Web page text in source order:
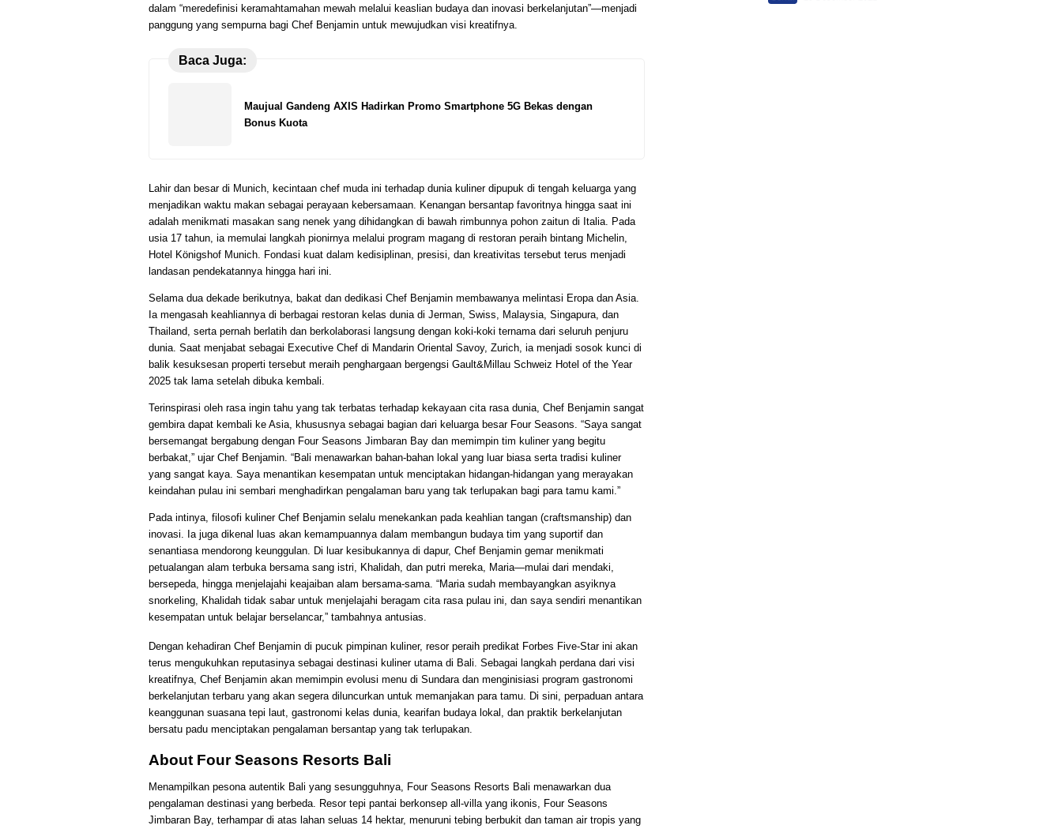
dalam “meredefinisi keramahtamahan mewah melalui keaslian budaya dan inovasi berkelanjutan”—menjadi
panggung yang sempurna bagi Chef Benjamin untuk mewujudkan visi kreatifnya.
Baca Juga:
Maujual Gandeng AXIS Hadirkan Promo Smartphone 5G Bekas dengan
Bonus Kuota
Lahir dan besar di Munich, kecintaan chef muda ini terhadap dunia kuliner dipupuk di tengah keluarga yang
menjadikan waktu makan sebagai perayaan kebersamaan. Kenangan bersantap favoritnya hingga saat ini
adalah menikmati masakan sang nenek yang dihidangkan di bawah rimbunnya pohon zaitun di Italia. Pada
usia 17 tahun, ia memulai langkah pionirnya melalui program magang di restoran peraih bintang Michelin,
Hotel Königshof Munich. Fondasi kuat dalam kedisiplinan, presisi, dan kreativitas tersebut terus menjadi
landasan pendekatannya hingga hari ini.
Selama dua dekade berikutnya, bakat dan dedikasi Chef Benjamin membawanya melintasi Eropa dan Asia.
Ia mengasah keahliannya di berbagai restoran kelas dunia di Jerman, Swiss, Malaysia, Singapura, dan
Thailand, serta pernah berlatih dan berkolaborasi langsung dengan koki-koki ternama dari seluruh penjuru
dunia. Saat menjabat sebagai Executive Chef di Mandarin Oriental Savoy, Zurich, ia menjadi sosok kunci di
balik kesuksesan properti tersebut meraih penghargaan bergengsi Gault&Millau Schweiz Hotel of the Year
2025 tak lama setelah dibuka kembali.
Terinspirasi oleh rasa ingin tahu yang tak terbatas terhadap kekayaan cita rasa dunia, Chef Benjamin sangat
gembira dapat kembali ke Asia, khususnya sebagai bagian dari keluarga besar Four Seasons. “Saya sangat
bersemangat bergabung dengan Four Seasons Jimbaran Bay dan memimpin tim kuliner yang begitu
berbakat,” ujar Chef Benjamin. “Bali menawarkan bahan-bahan lokal yang luar biasa serta tradisi kuliner
yang sangat kaya. Saya menantikan kesempatan untuk menciptakan hidangan-hidangan yang merayakan
keindahan pulau ini sembari menghadirkan pengalaman baru yang tak terlupakan bagi para tamu kami.”
Pada intinya, filosofi kuliner Chef Benjamin selalu menekankan pada keahlian tangan (craftsmanship) dan
inovasi. Ia juga dikenal luas akan kemampuannya dalam membangun budaya tim yang suportif dan
senantiasa mendorong keunggulan. Di luar kesibukannya di dapur, Chef Benjamin gemar menikmati
petualangan alam terbuka bersama sang istri, Khalidah, dan putri mereka, Maria—mulai dari mendaki,
bersepeda, hingga menjelajahi keajaiban alam bersama-sama. “Maria sudah membayangkan asyiknya
snorkeling, Khalidah tidak sabar untuk menjelajahi beragam cita rasa pulau ini, dan saya sendiri menantikan
kesempatan untuk belajar berselancar,” tambahnya antusias.
Dengan kehadiran Chef Benjamin di pucuk pimpinan kuliner, resor peraih predikat Forbes Five-Star ini akan
terus mengukuhkan reputasinya sebagai destinasi kuliner utama di Bali. Sebagai langkah perdana dari visi
kreatifnya, Chef Benjamin akan memimpin evolusi menu di Sundara dan menginisiasi program gastronomi
berkelanjutan terbaru yang akan segera diluncurkan untuk memanjakan para tamu. Di sini, perpaduan antara
keanggunan suasana tepi laut, gastronomi kelas dunia, kearifan budaya lokal, dan praktik berkelanjutan
bersatu padu menciptakan pengalaman bersantap yang tak terlupakan.
About Four Seasons Resorts Bali
Menampilkan pesona autentik Bali yang sesungguhnya, Four Seasons Resorts Bali menawarkan dua
pengalaman destinasi yang berbeda. Resor tepi pantai berkonsep all-villa yang ikonis, Four Seasons
Jimbaran Bay, terhampar di atas lahan seluas 14 hektar, menuruni tebing berbukit dan taman air tropis yang